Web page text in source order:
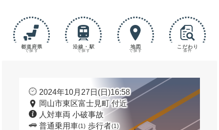
都道府県
で探す
沿線・駅
で探す
地図
で探す
こだわり
条件
2024年10月27日(日)16:58
岡山市東区富士見町 付近
人対車両 小破事故
普通乗用車(1) 歩行者(1)